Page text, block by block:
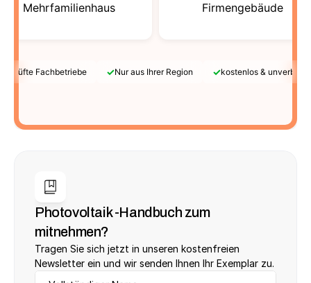
Mehrfamilienhaus Firmengebäude
Fachbetriebe ✓Nur aus Ihrer Region ✓kostenlos &
Photovoltaik -Handbuch zum
mitnehmen?
Tragen Sie sich jetzt in unseren kostenfreien
Newsletter ein und wir senden Ihnen Ihr Exemplar zu.